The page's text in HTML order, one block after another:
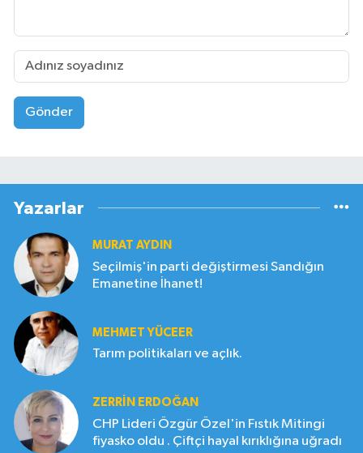
Gönder
Yazarlar
MURAT AYDIN
Seçilmiş'in parti değiştirmesi Sandığın
Emanetine İhanet!
MEHMET YÜCEER
Tarım politikaları ve açlık.
ZERRIN ERDOĞAN
CHP Lideri Özgür Özel'in Fıstık Mitingi
fiyasko oldu . Çiftçi hayal kırıklığına uğradı